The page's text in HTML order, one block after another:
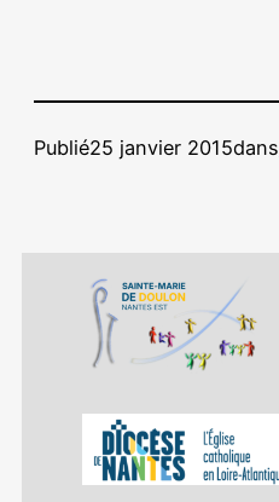
Publié25 janvier 2015dans